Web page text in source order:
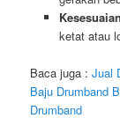
ketat atau
Baca juga :Jual
Baju Drumband
Drumband